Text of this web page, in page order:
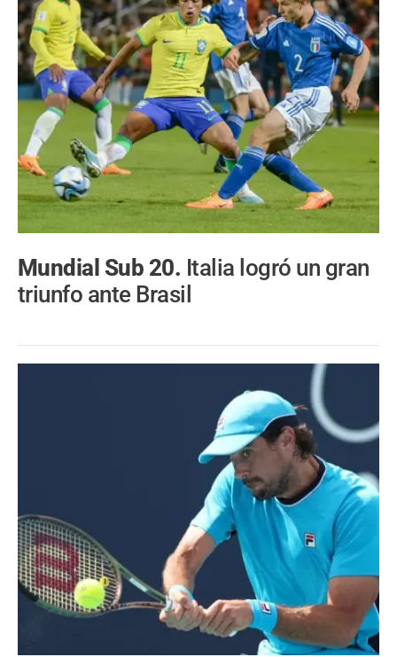
Mundial Sub 20. Italia logró un gran
triunfo ante Brasil